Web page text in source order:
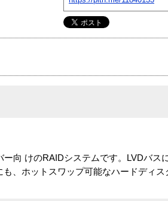
向 けのRAIDシステムです。LVDバス
、ホットスワップ可能なハードディ